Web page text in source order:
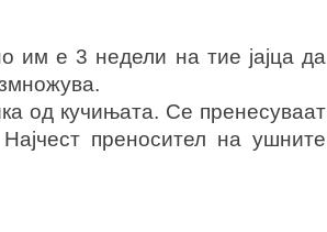
им е 3 недели на тие јајца да
од кучињата. Се пренесуваат
преносител на ушните